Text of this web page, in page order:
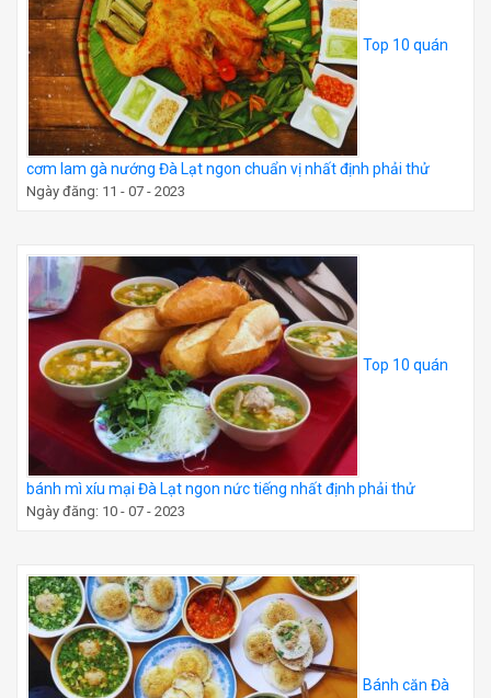
Top 10 quán
cơm lam gà nướng Đà Lạt ngon chuẩn vị nhất định phải thử
Ngày đăng: 11 - 07 - 2023
Top 10 quán
bánh mì xíu mại Đà Lạt ngon nức tiếng nhất định phải thử
Ngày đăng: 10 - 07 - 2023
Bánh căn Đà